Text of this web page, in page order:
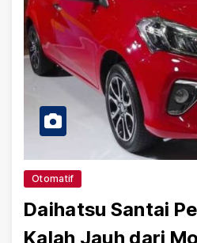
Otomatif
Daihatsu Santai
Kalah Jauh dari